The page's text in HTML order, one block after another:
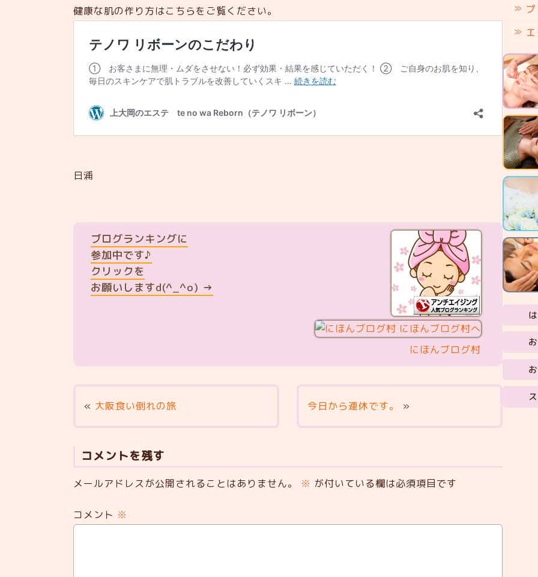
健康な肌の作り方はこちらをご覧ください。
日浦
ブログランキングに
参加中です♪
クリックを
お願いしますd(^_^o) →
にほんブログ村
« 大阪食い倒れの旅 今日から連休です。 »
コメントを残す
メールアドレスが公開されることはありません。 ※ が付いている欄は必須項目です
コメント ※